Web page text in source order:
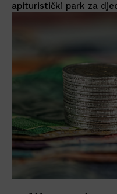
apituristički park za